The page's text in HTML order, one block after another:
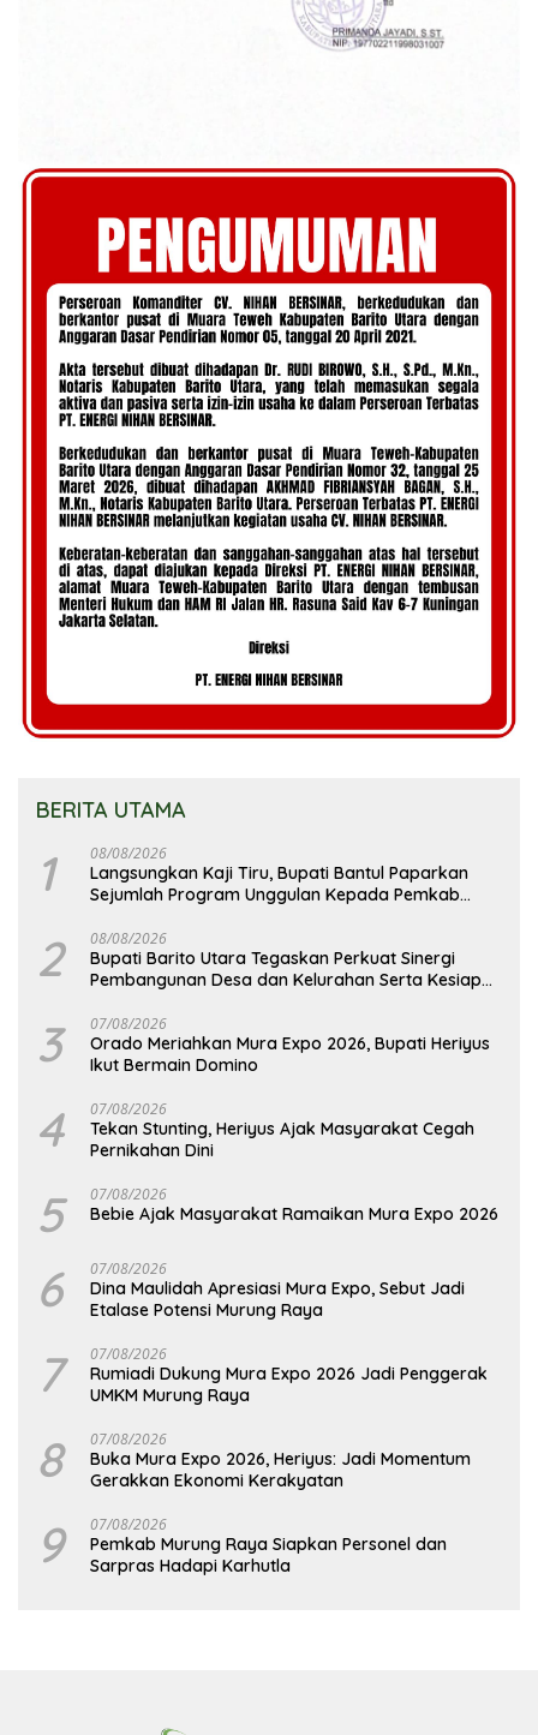
BERITA UTAMA
1 08/08/2026
Langsungkan Kaji Tiru, Bupati Bantul Paparkan
Sejumlah Program Unggulan Kepada Pemkab
2 08/08/2026
Bupati Barito Utara Tegaskan Perkuat Sinergi
Pembangunan Desa dan Kelurahan Serta Kesiapan
3 07/08/2026
Orado Meriahkan Mura Expo 2026, Bupati Heriyus
Ikut Bermain Domino
4 07/08/2026
Tekan Stunting, Heriyus Ajak Masyarakat Cegah
Pernikahan Dini
5 07/08/2026
Bebie Ajak Masyarakat Ramaikan Mura Expo 2026
6 07/08/2026
Dina Maulidah Apresiasi Mura Expo, Sebut Jadi
Etalase Potensi Murung Raya
7 07/08/2026
Rumiadi Dukung Mura Expo 2026 Jadi Penggerak
UMKM Murung Raya
8 07/08/2026
Buka Mura Expo 2026, Heriyus: Jadi Momentum
Gerakkan Ekonomi Kerakyatan
9 07/08/2026
Pemkab Murung Raya Siapkan Personel dan
Sarpras Hadapi Karhutla